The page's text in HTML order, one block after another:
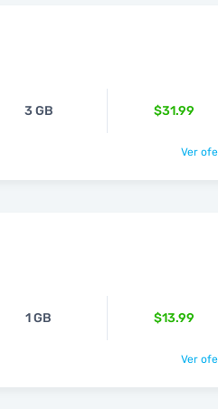
3 GB $31.99
Ver
1 GB $13.99
Ver